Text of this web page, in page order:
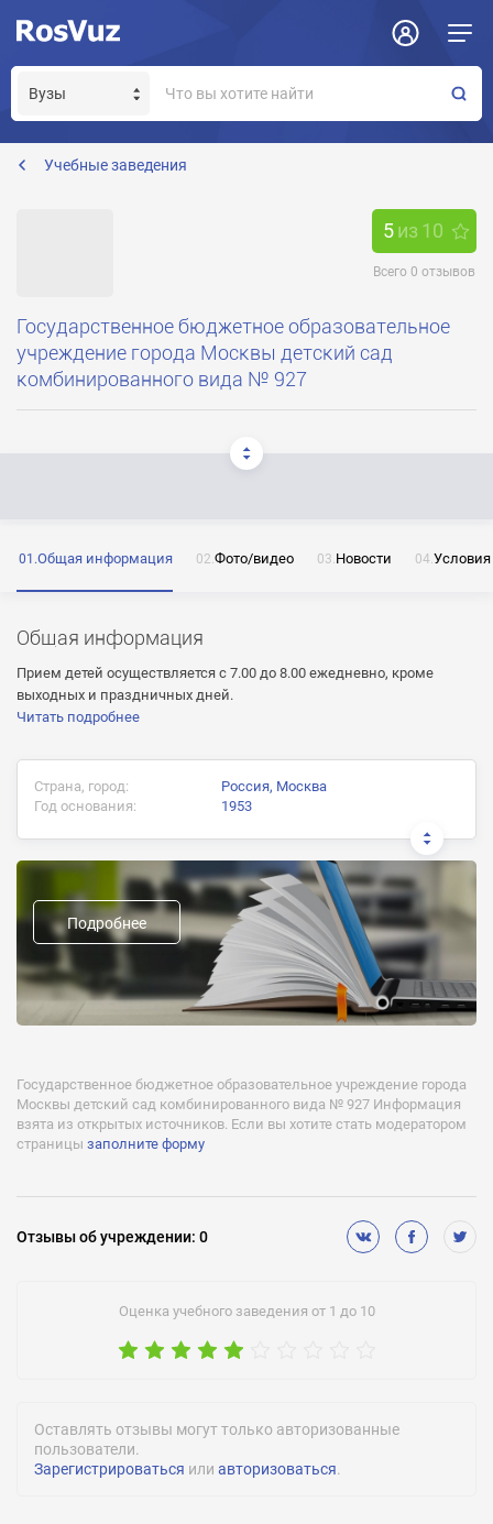
Учебные заведения
5из 10
Всего 0 отзывов
Государственное бюджетное образовательное
учреждение города Москвы детский сад
комбинированного вида № 927
Общая информация Фото/видео Новости
Общая информация
Прием детей осуществляется с 7.00 до 8.00 ежедневно, кроме
выходных и праздничных дней.
Читать подробнее
Страна, город:
Россия, Москва
Год основания:
1953
Предыдущие названия:
Формы пребывания и обучения:
Дневная
Группы:
Младшая, Средняя, Старшая, Подготовительная
Лицензии:
№ 031000 серия 77 № 004075 действует бессрочно
Подробнее
Государственное бюджетное образовательное учреждение города
Москвы детский сад комбинированного вида № 927 Информация
взята из открытых источников. Если вы хотите стать модератором
страницы заполните форму
Отзывыоб учреждении: 0
Оценка учебного заведения от 1 до 10
Оставлять отзывы могут только авторизованные
пользователи.
Зарегистрироваться или авторизоваться.
ds927@yandex.ru
ОТПРАВИТЬ
Нажимая на кнопку «Отправить» я даю согласие
на обработку моих персональных данных
ОТПРАВИТЬ
на обработку моих персональных данных
Нажимая на кнопку «Отправить» я даю согласие
на обработку моих персональных данных